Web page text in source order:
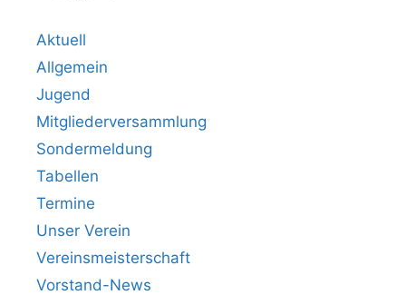
Aktuell
Allgemein
Jugend
Mitgliederversammlung
Sondermeldung
Tabellen
Termine
Unser Verein
Vereinsmeisterschaft
Vorstand-News